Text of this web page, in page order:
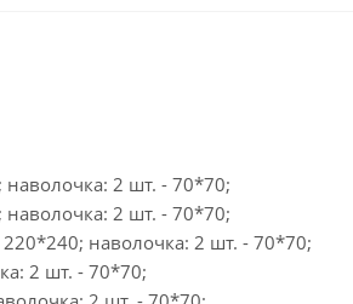
2 шт. - 70*70;
2 шт. - 70*70;
наволочка: 2 шт. - 70*70;
2 шт. - 70*70;